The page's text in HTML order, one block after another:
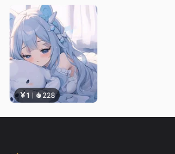
￥1 228